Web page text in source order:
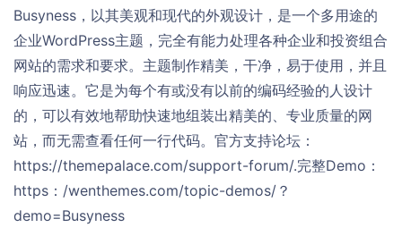
Busyness，以其美观和现代的外观设计，是一个多用途的
企业WordPress主题，完全有能力处理各种企业和投资组合
网站的需求和要求。主题制作精美，干净，易于使用，并且
响应迅速。它是为每个有或没有以前的编码经验的人设计
的，可以有效地帮助快速地组装出精美的、专业质量的网
站，而无需查看任何一行代码。官方支持论坛：
https://themepalace.com/support-forum/.完整Demo：
https：/wenthemes.com/topic-demos/？
demo=Busyness